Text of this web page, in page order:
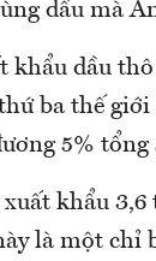
dầu mà
khẩu dầu
ba thế
5% tổng
khẩu
là một chỉ